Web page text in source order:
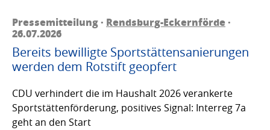
Pressemitteilung · Rendsburg-Eckernförde·
26.07.2026
Bereits bewilligte Sportstättensanierungen
werden dem Rotstift geopfert
CDU verhindert die im Haushalt 2026 verankerte
Sportstättenförderung, positives Signal: Interreg 7a
geht an den Start